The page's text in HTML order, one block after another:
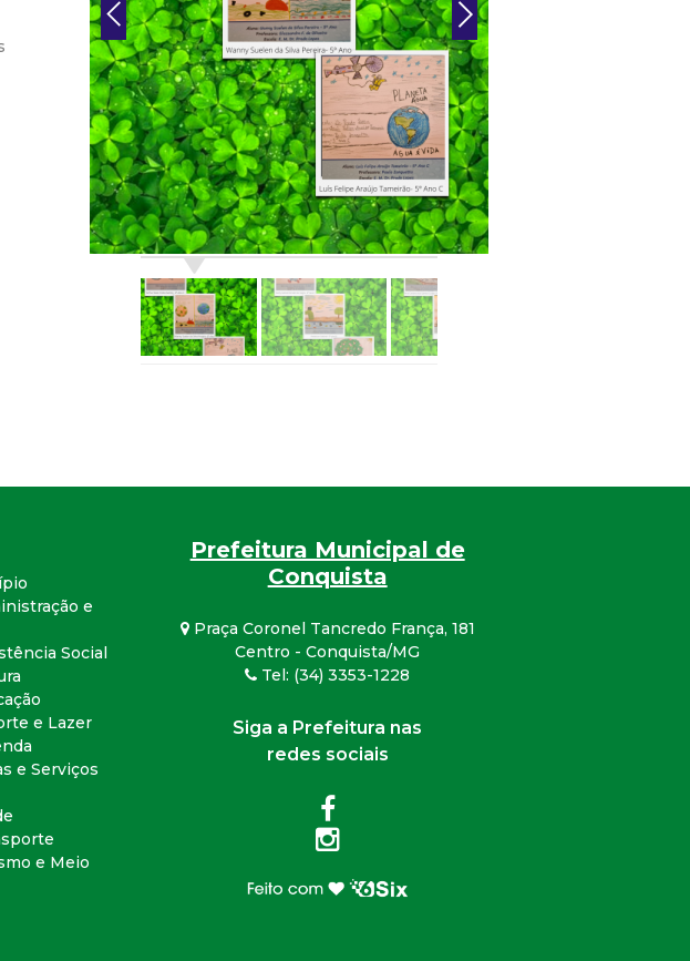
e
Social
e Lazer
e Serviços
e Meio
Prefeitura Municipal de
Conquista
Praça Coronel Tancredo França, 181
Centro - Conquista/MG
Tel: (34) 3353-1228
Siga a Prefeitura nas
redes sociais